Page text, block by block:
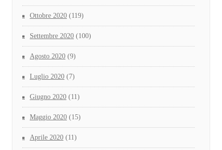
Ottobre 2020 (119)
Settembre 2020 (100)
Agosto 2020 (9)
Luglio 2020 (7)
Giugno 2020 (11)
Maggio 2020 (15)
Aprile 2020 (11)